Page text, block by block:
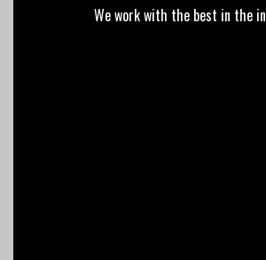
We work with the best in the